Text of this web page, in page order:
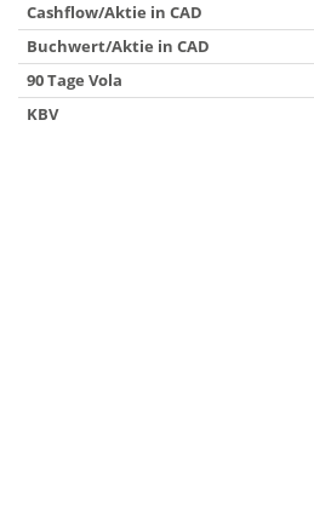
Cashflow/Aktie in CAD
Buchwert/Aktie in CAD
90 Tage Vola
KBV